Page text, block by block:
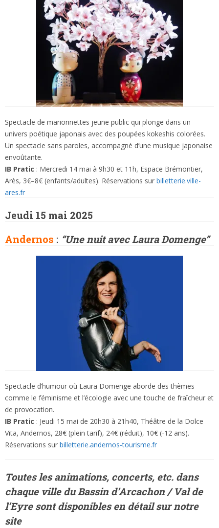
Spectacle de marionnettes jeune public qui plonge dans un
univers poétique japonais avec des poupées kokeshis colorées.
Un spectacle sans paroles, accompagné d’une musique japonaise
envoûtante.
IB Pratic : Mercredi 14 mai à 9h30 et 11h, Espace Brémontier,
Arès, 3€–8€ (enfants/adultes). Réservations sur billetterie.ville-
ares.fr
Jeudi 15 mai 2025
Andernos : “Une nuit avec Laura Domenge”
Spectacle d’humour où Laura Domenge aborde des thèmes
comme le féminisme et l’écologie avec une touche de fraîcheur et
de provocation.
IB Pratic : Jeudi 15 mai de 20h30 à 21h40, Théâtre de la Dolce
Vita, Andernos, 28€ (plein tarif), 24€ (réduit), 10€ (-12 ans).
Réservations sur billetterie.andernos-tourisme.fr
Toutes les animations, concerts, etc. dans
chaque villedu Bassin d’Arcachon / Val de
l’Eyre sont disponibles en détail sur notre
site